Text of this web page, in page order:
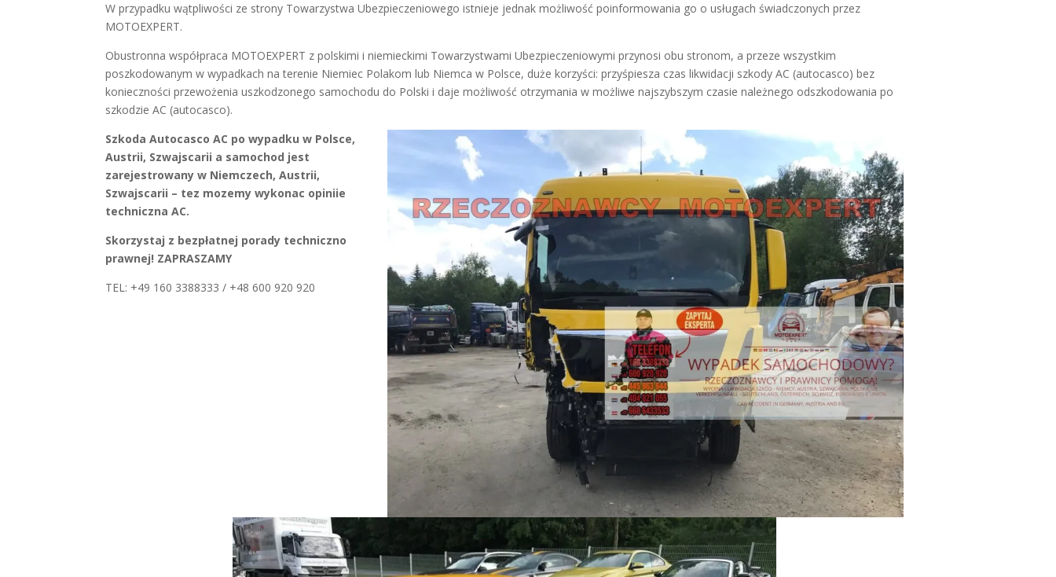
W przypadku wątpliwości ze strony Towarzystwa Ubezpieczeniowego istnieje jednak możliwość poinformowania go o usługach świadczonych przez
MOTOEXPERT.
Obustronna współpraca MOTOEXPERT z polskimi i niemieckimi Towarzystwami Ubezpieczeniowymi przynosi obu stronom, a przeze wszystkim
poszkodowanym w wypadkach na terenie Niemiec Polakom lub Niemca w Polsce, duże korzyści: przyśpiesza czas likwidacji szkody AC (autocasco) bez
konieczności przewożenia uszkodzonego samochodu do Polski i daje możliwość otrzymania w możliwe najszybszym czasie należnego odszkodowania po
szkodzie AC (autocasco).
Szkoda Autocasco AC po wypadku w Polsce,
Austrii, Szwajscarii a samochod jest
zarejestrowany w Niemczech, Austrii,
Szwajscarii – tez mozemy wykonac opiniie
techniczna AC.
Skorzystaj z bezpłatnej porady techniczno
prawnej! ZAPRASZAMY
TEL: +49 160 3388333 / +48 600 920 920